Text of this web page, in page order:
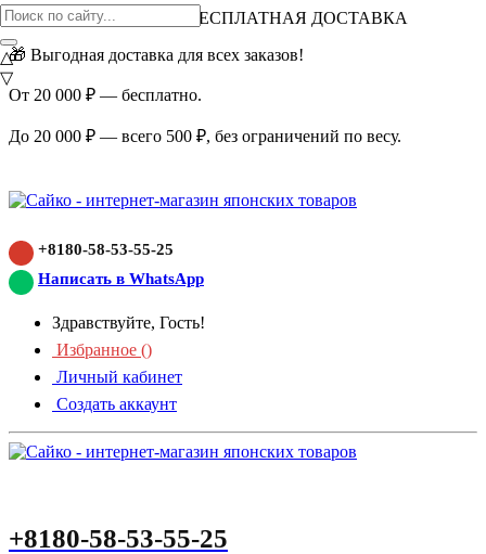
ВНИМАНИЕ АКЦИЯ!
БЕСПЛАТНАЯ ДОСТАВКА
🎁 Выгодная доставка для всех заказов!
От 20 000 ₽ — бесплатно.
До 20 000 ₽ — всего 500 ₽, без ограничений по весу.
+8180-58-53-55-25
Написать в WhatsApp
Здравствуйте, Гость!
Избранное ()
Личный кабинет
Создать аккаунт
+8180-58-53-55-25
△
▽